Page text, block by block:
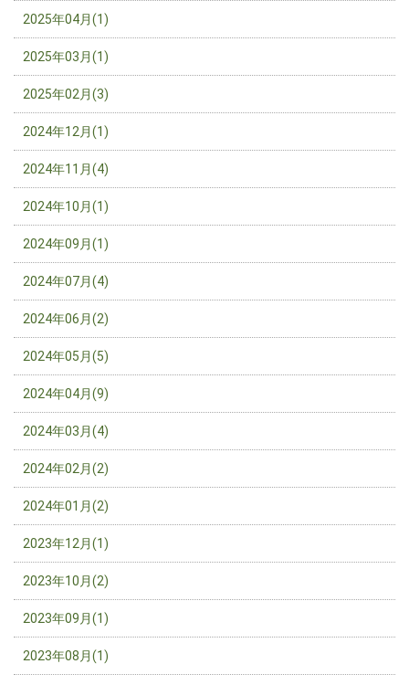
2025年04月(1)
2025年03月(1)
2025年02月(3)
2024年12月(1)
2024年11月(4)
2024年10月(1)
2024年09月(1)
2024年07月(4)
2024年06月(2)
2024年05月(5)
2024年04月(9)
2024年03月(4)
2024年02月(2)
2024年01月(2)
2023年12月(1)
2023年10月(2)
2023年09月(1)
2023年08月(1)